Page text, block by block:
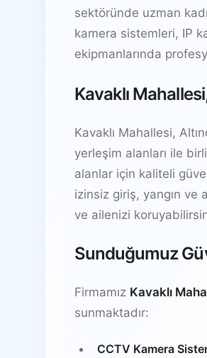
sektöründe uzman
kamera sistemleri, IP
ekipmanlarında
Kavaklı
Kavaklı Mahallesi,
yerleşim alanları ile
alanlar için kaliteli
izinsiz giriş, yangın ve
ve ailenizi
Sunduğumuz
Firmamız Kavaklı
sunmaktadır:
CCTV Kamera